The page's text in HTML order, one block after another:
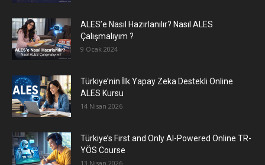
ALES’e Nasıl Hazırlanılır? Nasıl ALES
Çalışmalıyım ?
9 Ocak 2024
Türkiye’nin İlk Yapay Zeka Destekli Online
ALES Kursu
14 Nisan 2026
Türkiye’s First and Only AI-Powered Online TR-
YÖS Course
13 Nisan 2026